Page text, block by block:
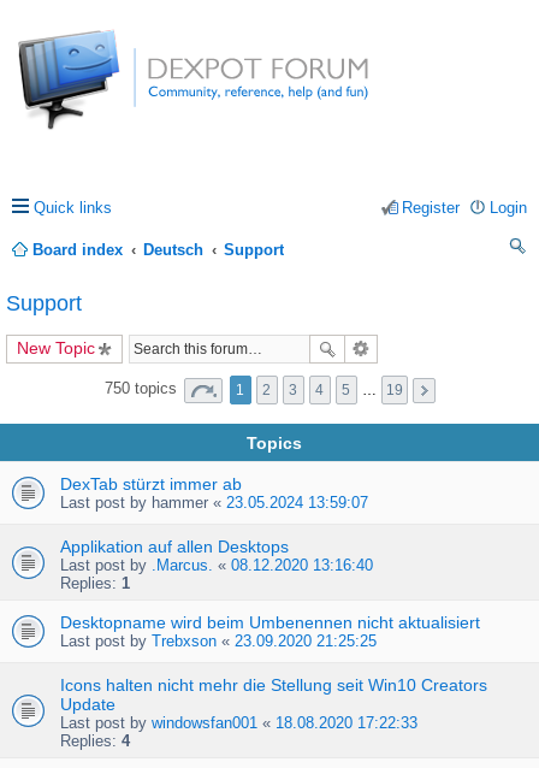
Quick links Login
Register
Board index Deutsch
Support
Support
New Topic
750 topics 1 2 3 4 5 … 19
Topics
DexTab stürzt immer ab
Last post by hammer « 23.05.2024 13:59:07
Applikation auf allen Desktops
Last post by .Marcus. « 08.12.2020 13:16:40
Replies: 1
Desktopname wird beim Umbenennen nicht aktualisiert
Last post by Trebxson « 23.09.2020 21:25:25
Icons halten nicht mehr die Stellung seit Win10 Creators
Update
Last post by windowsfan001 « 18.08.2020 17:22:33
Replies: 4